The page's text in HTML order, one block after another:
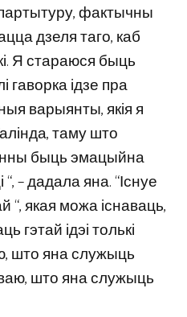
партытуру, фактычны
дзеля таго, каб
Я стараюся быць
гаворка ідзе пра
варыянты, якія я
таму што
быць эмацыйна
– дадала яна. “Існуе
“, якая можа існаваць,
гэтай ідэі толькі
што яна служыць
што яна служыць